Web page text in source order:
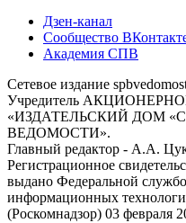
Дзен-канал
Сообщество
Академия СПВ
Сетевое издание
Учредитель
«ИЗДАТЕЛЬСКИЙ ДОМ
ВЕДОМОСТИ».
Главный редактор - А.А.
Регистрационное
выдано Федеральной
информационных
(Роскомнадзор) 03 февраля